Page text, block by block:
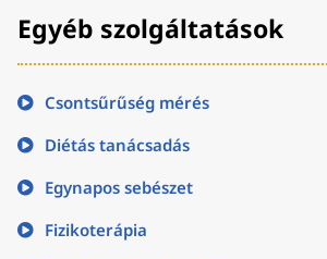
Egyéb szolgáltatások
Csontsűrűség mérés
Diétás tanácsadás
Egynapos sebészet
Fizikoterápia